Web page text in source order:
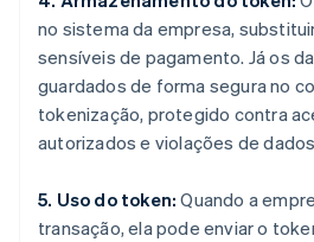
no sistema da empresa,
sensíveis de pagamento. Já os
guardados de forma segura no
tokenização, protegido contra
autorizados e violações de
5. Uso do token: Quando a
transação, ela pode enviar o